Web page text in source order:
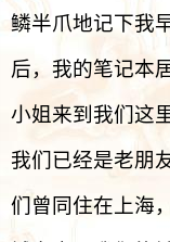
鳞半爪地记下我
后，我的笔记本
小姐来到我们这
我们已经是老朋
们曾同住在上海